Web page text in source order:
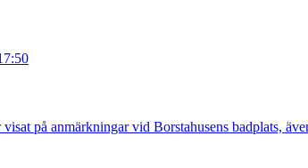
på anmärkningar vid Borstahusens badplats,